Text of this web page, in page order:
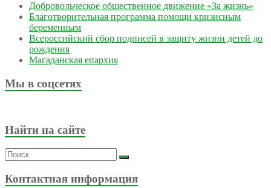
Добровольческое общественное движение «За жизнь»
Благотворительная программа помощи кризисным
беременным
Всероссийский сбор подписей в защиту жизни детей до
рождения
Магаданская епархия
Мы в соцсетях
Найти на сайте
Контактная информация